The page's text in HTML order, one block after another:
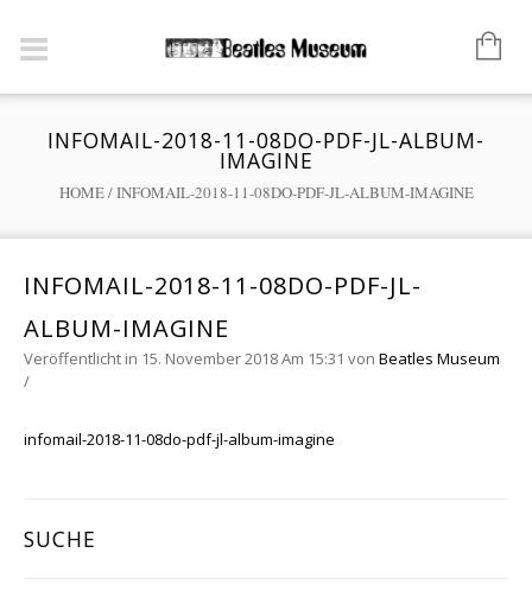
INFOMAIL-2018-11-08DO-PDF-JL-ALBUM-
IMAGINE
HOME/INFOMAIL-2018-11-08DO-PDF-JL-ALBUM-IMAGINE
INFOMAIL-2018-11-08DO-PDF-JL-
ALBUM-IMAGINE
Veröffentlicht in 15. November 2018 Am 15:31 von Beatles Museum
/
infomail-2018-11-08do-pdf-jl-album-imagine
SUCHE